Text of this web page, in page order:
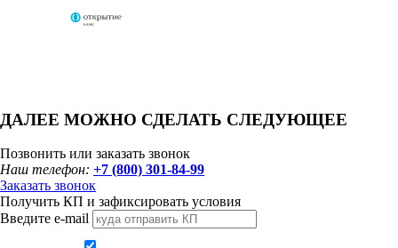
ДАЛЕЕ МОЖНО СДЕЛАТЬ СЛЕДУЮЩЕЕ
Позвонить или заказать звонок
Наш телефон: +7 (800) 301-84-99
Заказать звонок
Получить КП и зафиксировать условия
Введите e-mail